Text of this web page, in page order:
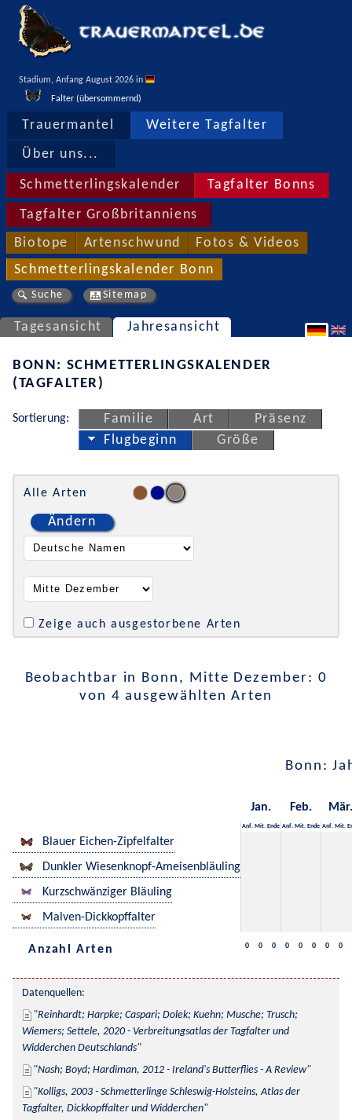
Stadium, Anfang August 2026 in
Falter (übersommernd)
Trauermantel Weitere Tagfalter
Über uns...
Schmetterlingskalender Tagfalter Bonns
Tagfalter Großbritanniens
Biotope Artenschwund Fotos & Videos
Schmetterlingskalender Bonn
Suche Sitemap
Tagesansicht Jahresansicht
BONN: SCHMETTERLINGSKALENDER
(TAGFALTER)
Sortierung: Familie Art
Präsenz
Flugbeginn
Größe
Alle Arten
Ändern
Zeige auch ausgestorbene Arten
Beobachtbar in Bonn, Mitte Dezember: 0
von 4 ausgewählten Arten
Bonn:
Jan. Feb. Mär.
Anf. Mit. Ende Anf. Mit. Ende Anf. Mit.
Blauer Eichen-Zipfelfalter
Dunkler Wiesenknopf-Ameisenbläuling
Kurzschwänziger Bläuling
Malven-Dickkopffalter
Anzahl Arten 0 0 0 0 0 0 0 0
Datenquellen:
Reinhardt; Harpke; Caspari; Dolek; Kuehn; Musche; Trusch;
Wiemers; Settele, 2020 - Verbreitungsatlas der Tagfalter und
Widderchen Deutschlands
Nash; Boyd; Hardiman, 2012 - Ireland's Butterflies - A Review
Kolligs, 2003 - Schmetterlinge Schleswig-Holsteins, Atlas der
Tagfalter, Dickkopffalter und Widderchen